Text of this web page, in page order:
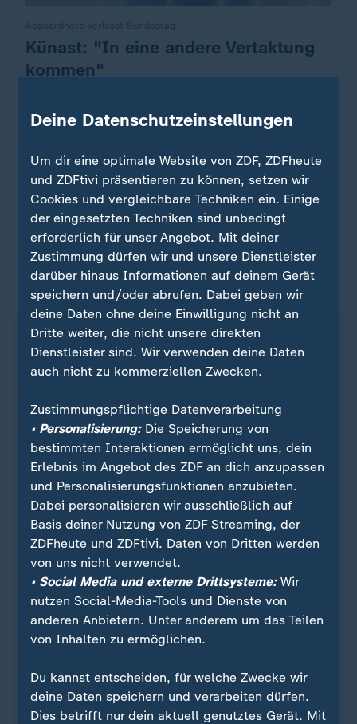
:Künast: "In eine andere Vertaktung
kommen"
Abgeordneten des Bundestages, die seit mehr als
Schluss. Ein Abschied auf Raten.
von Kristina Hofmann
mit Video0:35
ZDFheute auf WhatsApp
Quelle: dpa
Sie wollen auf dem Laufenden bleiben? Dann sind
Sie beim ZDFheute-WhatsApp-Channel richtig. Hier
die wichtigsten Nachrichten auf Ihr
. Nehmen Sie teil an Umfragen oder
lassen Sie sich durch unseren Podcast "Kurze
Auszeit" inspirieren.
Zur Anmeldung :
WhatsApp-Channel
Deine Datenschutzeinstellungen
Um dir eine optimale Website von ZDF, ZDFheute
und ZDFtivi präsentieren zu können, setzen wir
Cookies und vergleichbare Techniken ein. Einige
der eingesetzten Techniken sind unbedingt
erforderlich für unser Angebot. Mit deiner
Zustimmung dürfen wir und unsere Dienstleister
darüber hinaus Informationen auf deinem Gerät
speichern und/oder abrufen. Dabei geben wir
deine Daten ohne deine Einwilligung nicht an
Dritte weiter, die nicht unsere direkten
Dienstleister sind. Wir verwenden deine Daten
auch nicht zu kommerziellen Zwecken.
Zustimmungspflichtige Datenverarbeitung
• Personalisierung:Die Speicherung von
bestimmten Interaktionen ermöglicht uns, dein
Erlebnis im Angebot des ZDF an dich anzupassen
und Personalisierungsfunktionen anzubieten.
Dabei personalisieren wir ausschließlich auf
Basis deiner Nutzung von ZDF Streaming, der
ZDFheute und ZDFtivi. Daten von Dritten werden
von uns nicht verwendet.
• Social Media und externe Drittsysteme:Wir
nutzen Social-Media-Tools und Dienste von
anderen Anbietern. Unter anderem um das Teilen
von Inhalten zu ermöglichen.
Du kannst entscheiden, für welche Zwecke wir
deine Daten speichern und verarbeiten dürfen.
Dies betrifft nur dein aktuell genutztes Gerät. Mit